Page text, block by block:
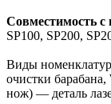
Совместимость
SP100, SP200,
Виды
очистки
нож) — деталь